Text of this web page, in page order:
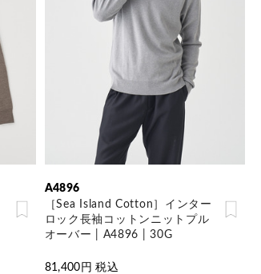
A4896
［Sea Island Cotton］インター
ロック長袖コットンニットプル
オーバー | A4896 | 30G
81,400 円 税込